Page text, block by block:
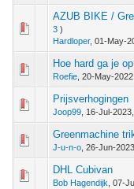
AZUB BIKE /
3 )
Hardloper, 01-May-
0 van 5 gemiddeld
34 5
Hoe hard ga je
Roefie 20-May-
- 0 van 5 gemiddeld
45
Prijsverhogingen
Joop99 16-Jul-
- 0 van 5 gemiddeld
4 5
Greenmachine
J-u-n-o 26-Jun-
- 0 van 5 gemiddeld
45
DHL Cubivan
Bob Hagendijk 07-
- 0 van 5 gemiddeld
45